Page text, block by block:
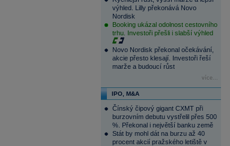
výhled. Lilly překonává Novo
Nordisk
Booking ukázal odolnost cestovního
trhu. Investoři přešli i slabší výhled
Novo Nordisk překonal očekávání,
akcie přesto klesají. Investoři řeší
marže a budoucí růst
více...
IPO, M&A
Čínský čipový gigant CXMT při
burzovním debutu vystřelil přes 500
%. Překonal i největší banku země
Stát by mohl dát na burzu až 40
procent akcií pražského letiště v